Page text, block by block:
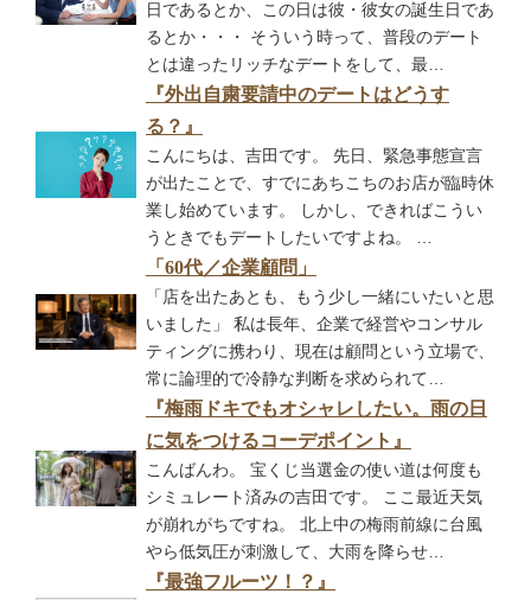
日であるとか、この日は彼・彼女の誕生日であ
るとか・・・ そういう時って、普段のデート
とは違ったリッチなデートをして、最…
『外出自粛要請中のデートはどうす
る？』
こんにちは、吉田です。 先日、緊急事態宣言
が出たことで、すでにあちこちのお店が臨時休
業し始めています。 しかし、できればこうい
うときでもデートしたいですよね。 …
「60代／企業顧問」
「店を出たあとも、もう少し一緒にいたいと思
いました」 私は長年、企業で経営やコンサル
ティングに携わり、現在は顧問という立場で、
常に論理的で冷静な判断を求められて…
『梅雨ドキでもオシャレしたい。雨の日
に気をつけるコーデポイント』
こんばんわ。 宝くじ当選金の使い道は何度も
シミュレート済みの吉田です。 ここ最近天気
が崩れがちですね。 北上中の梅雨前線に台風
やら低気圧が刺激して、大雨を降らせ…
『最強フルーツ！？』